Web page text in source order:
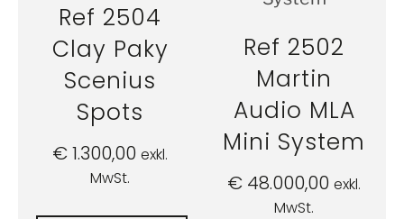
Ref 2504
Clay Paky
Scenius
Spots
€1.300,00 exkl.
MwSt.
Ref 2502
Martin
Audio MLA
Mini System
€ 48.000,00 exkl.
MwSt.